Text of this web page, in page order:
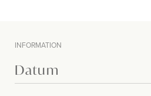
INFORMATION
Datum